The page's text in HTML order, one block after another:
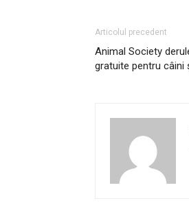
Articolul precedent
Animal Society
gratuite pentru câini